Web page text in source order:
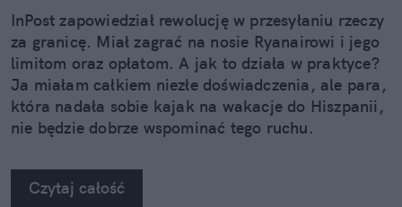
InPost zapowiedział rewolucję w przesyłaniu rzeczy
za granicę. Miał zagrać na nosie Ryanairowi i jego
limitom oraz opłatom. A jak to działa w praktyce?
Ja miałam całkiem niezłe doświadczenia, ale para,
która nadała sobie kajak na wakacje do Hiszpanii,
nie będzie dobrze wspominać tego ruchu.
Czytaj całość